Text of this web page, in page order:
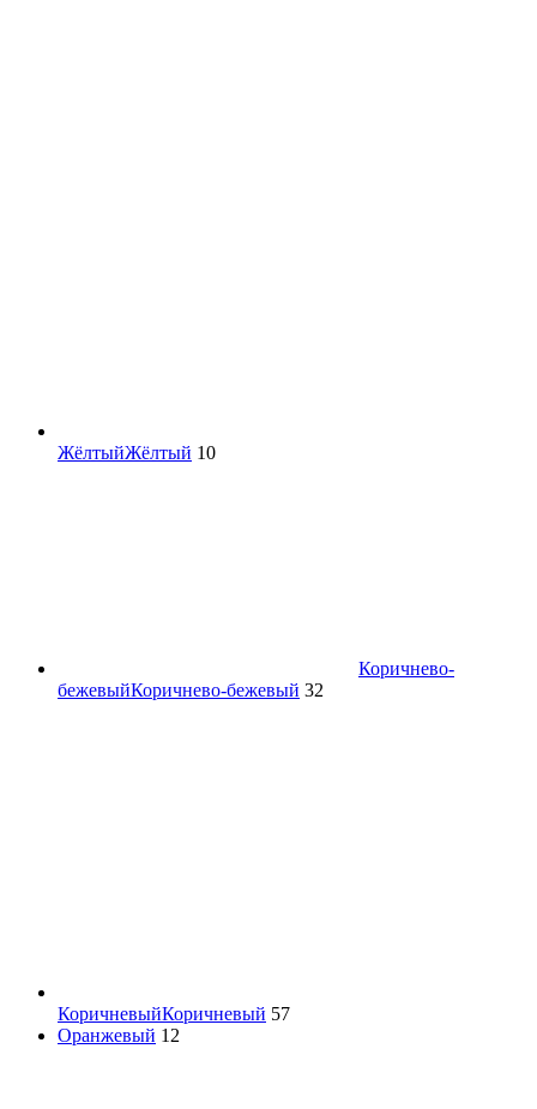
ЖёлтыйЖёлтый 10
Коричнево-
бежевыйКоричнево-бежевый 32
КоричневыйКоричневый 57
Оранжевый 12